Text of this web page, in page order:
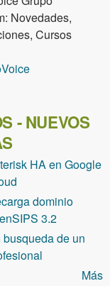
Novedades,
Cursos
- NUEVOS
HA en Google
dominio
3.2
busqueda de un
Más